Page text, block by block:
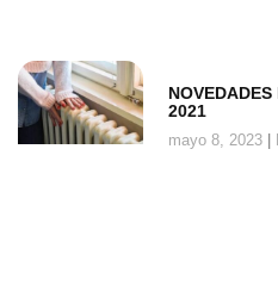
2021
mayo 8, 2023